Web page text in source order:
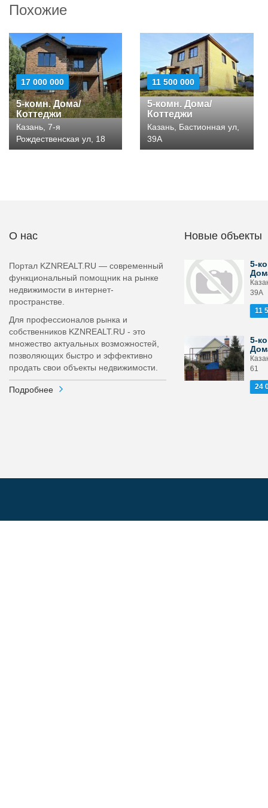
Похожие
17 000 000
5-комн. Дома/
Коттеджи
Казань, 7-я
Рождественская ул, 18
11 500 000
5-комн. Дома/
Коттеджи
Казань, Бастионная ул,
39А
О нас
Портал KZNREALT.RU — современный
функциональный помощник на рынке
недвижимости в интернет-
пространстве.
Для профессионалов рынка и
собственников KZNREALT.RU - это
множество актуальных возможностей,
позволяющих быстро и эффективно
продать свои объекты недвижимости.
Подробнее
Новые объекты
5-
39А
11
5-
61
24